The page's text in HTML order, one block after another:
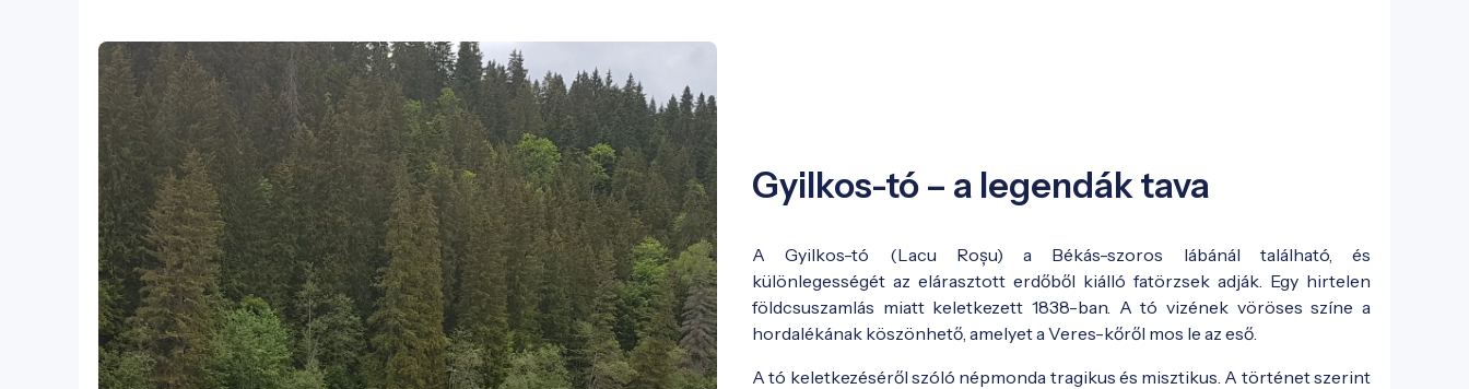
Gyilkos-tó – a legendák tava
A Gyilkos-tó (Lacu Roșu) a Békás-szoros lábánál található, és
különlegességét az elárasztott erdőből kiálló fatörzsek adják. Egy hirtelen
földcsuszamlás miatt keletkezett 1838-ban. A tó vizének vöröses színe a
hordalékának köszönhető, amelyet a Veres-kőről mos le az eső.
A tó keletkezéséről szóló népmonda tragikus és misztikus. A történet szerint